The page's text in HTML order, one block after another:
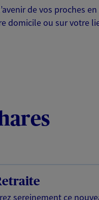
de vos proches
domicile ou sur votre
sereinement ce